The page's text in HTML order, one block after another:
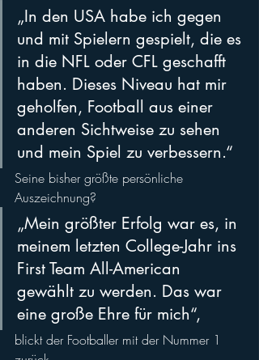
„In den USA habe ich gegen
und mit Spielern gespielt, die es
in die NFL oder CFL geschafft
haben. Dieses Niveau hat mir
geholfen, Football aus einer
anderen Sichtweise zu sehen
und mein Spiel zu verbessern.“
Seine bisher größte persönliche
Auszeichnung?
„Mein größter Erfolg war es, in
meinem letzten College-Jahr ins
First Team All-American
gewählt zu werden. Das war
eine große Ehre für mich“,
blickt der Footballer mit der Nummer 1